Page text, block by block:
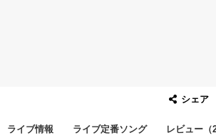
シェア
ライブ情報 ライブ定番ソング レビュー（